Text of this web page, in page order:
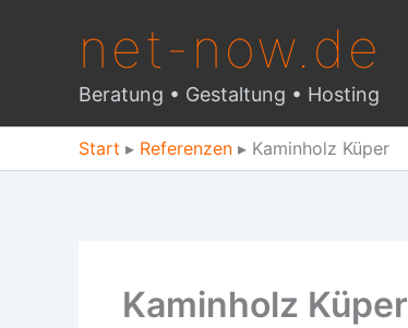
net-now.de
Beratung • Gestaltung • Hosting
Start ▸ Referenzen ▸ Kaminholz Küper
Kaminholz Küper